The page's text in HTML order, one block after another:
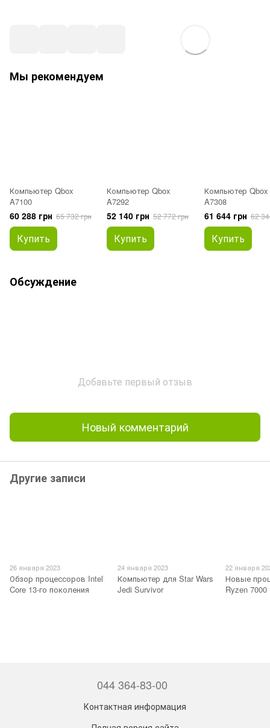
Мы рекомендуем
Компьютер Qbox
A7100
60 288 грн 65 732 грн
Купить
Компьютер Qbox
A7292
52 140 грн 52 772 грн
Купить
Компьютер Qbox
A7308
61 644 грн 62
Купить
Обсуждение
Добавьте первый отзыв
Новый комментарий
Другие записи
26 января 2023
Обзор процессоров Intel
Core 13-го поколения
24 января 2023
Компьютер для Star Wars
Jedi Survivor
22 января
Новые
Ryzen 7000
044 364-83-00
Контактная информация